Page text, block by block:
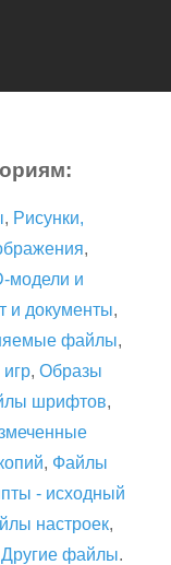
, Рисунки,
,
модели и
и документы,
файлы,
, Образы
шрифтов,
, Файлы
- исходный
настроек,
Другие файлы.